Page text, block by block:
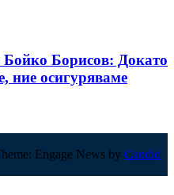
Бойко Борисов: Докато
ние осигуряваме
Engage News by Candid